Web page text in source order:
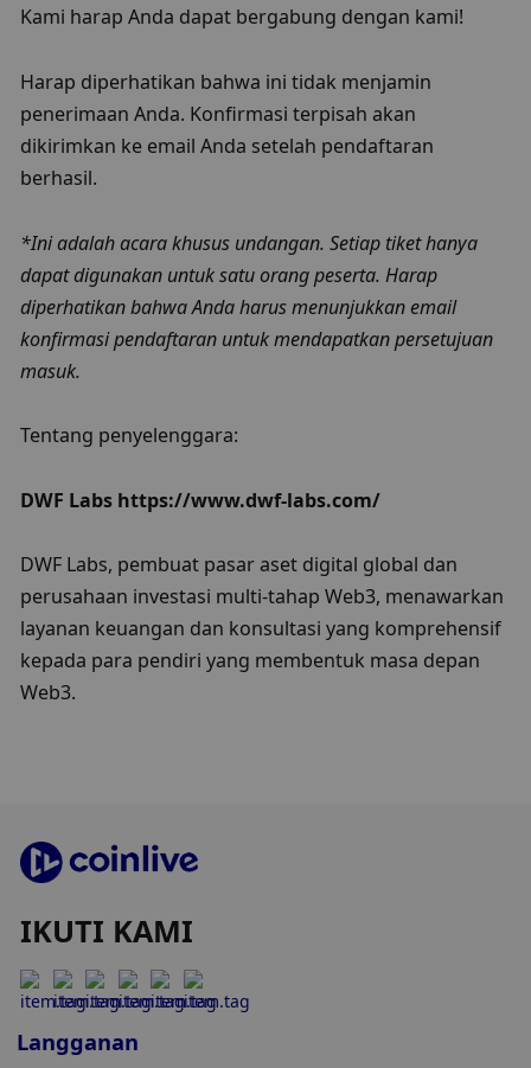
Kami harap Anda dapat bergabung dengan kami!
Harap diperhatikan bahwa ini tidak menjamin
penerimaan Anda. Konfirmasi terpisah akan
dikirimkan ke email Anda setelah pendaftaran
berhasil.
*Ini adalah acara khusus undangan. Setiap tiket hanya
dapat digunakan untuk satu orang peserta. Harap
diperhatikan bahwa Anda harus menunjukkan email
konfirmasi pendaftaran untuk mendapatkan persetujuan
masuk.
Tentang penyelenggara:
DWF Labs https://www.dwf-labs.com/
DWF Labs, pembuat pasar aset digital global dan
perusahaan investasi multi-tahap Web3, menawarkan
layanan keuangan dan konsultasi yang komprehensif
kepada para pendiri yang membentuk masa depan
Web3.
IKUTI KAMI
Langganan